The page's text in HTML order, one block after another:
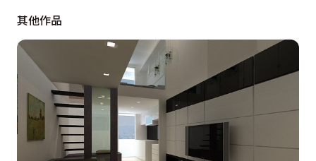
包覆在鞋櫃的立面線條裡，突出的柱體線條改以圓弧曲線
包覆，流暢的弧度自然的將動線導引進入室內空間。而天
花板處亦以同樣的圓弧曲線與之呼應，更虛化了為了保留
場域高度而不更動的橫樑存在感。
黑與白共構的空間裡，沒有繁複的花朵圖騰或是華美的造
型雕花，簡單的黑與白就是北歐風崇尚的極簡時尚，偶爾
其他作品